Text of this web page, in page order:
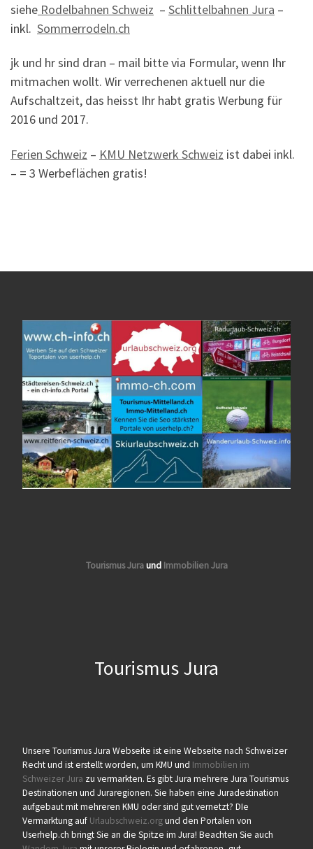
siehe Rodelbahnen Schweiz – Schlittelbahnen Jura –
inkl. Sommerrodeln.ch
jk und hr sind dran – mail bitte via Formular, wenn Ihr
mitmachen wollt. Wir verrechenen aktuell nur die
Aufschaltzeit, das heisst Ihr habt gratis Werbung für
2016 und 2017.
Ferien Schweiz – KMU Netzwerk Schweiz ist dabei inkl.
– = 3 Werbeflächen gratis!
Tourismus Juraund Immobilien Jura
Tourismus Jura
Unsere Tourismus Jura Webseite ist eine Webseite nach Schweizer
Recht und ist erstellt worden, um KMU und Immobilien im
Schweizer Jura zu vermarkten. Es gibt Jura mehrere Jura Tourismus
Destinationen und Juraregionen. Sie haben eine Juradestination
aufgebaut mit mehreren KMU oder sind gut vernetzt? DIe
Vermarktung auf Urlaubschweiz.orgund den Portalen von
Userhelp.ch bringt Sie an die Spitze im Jura! Beachten Sie auch